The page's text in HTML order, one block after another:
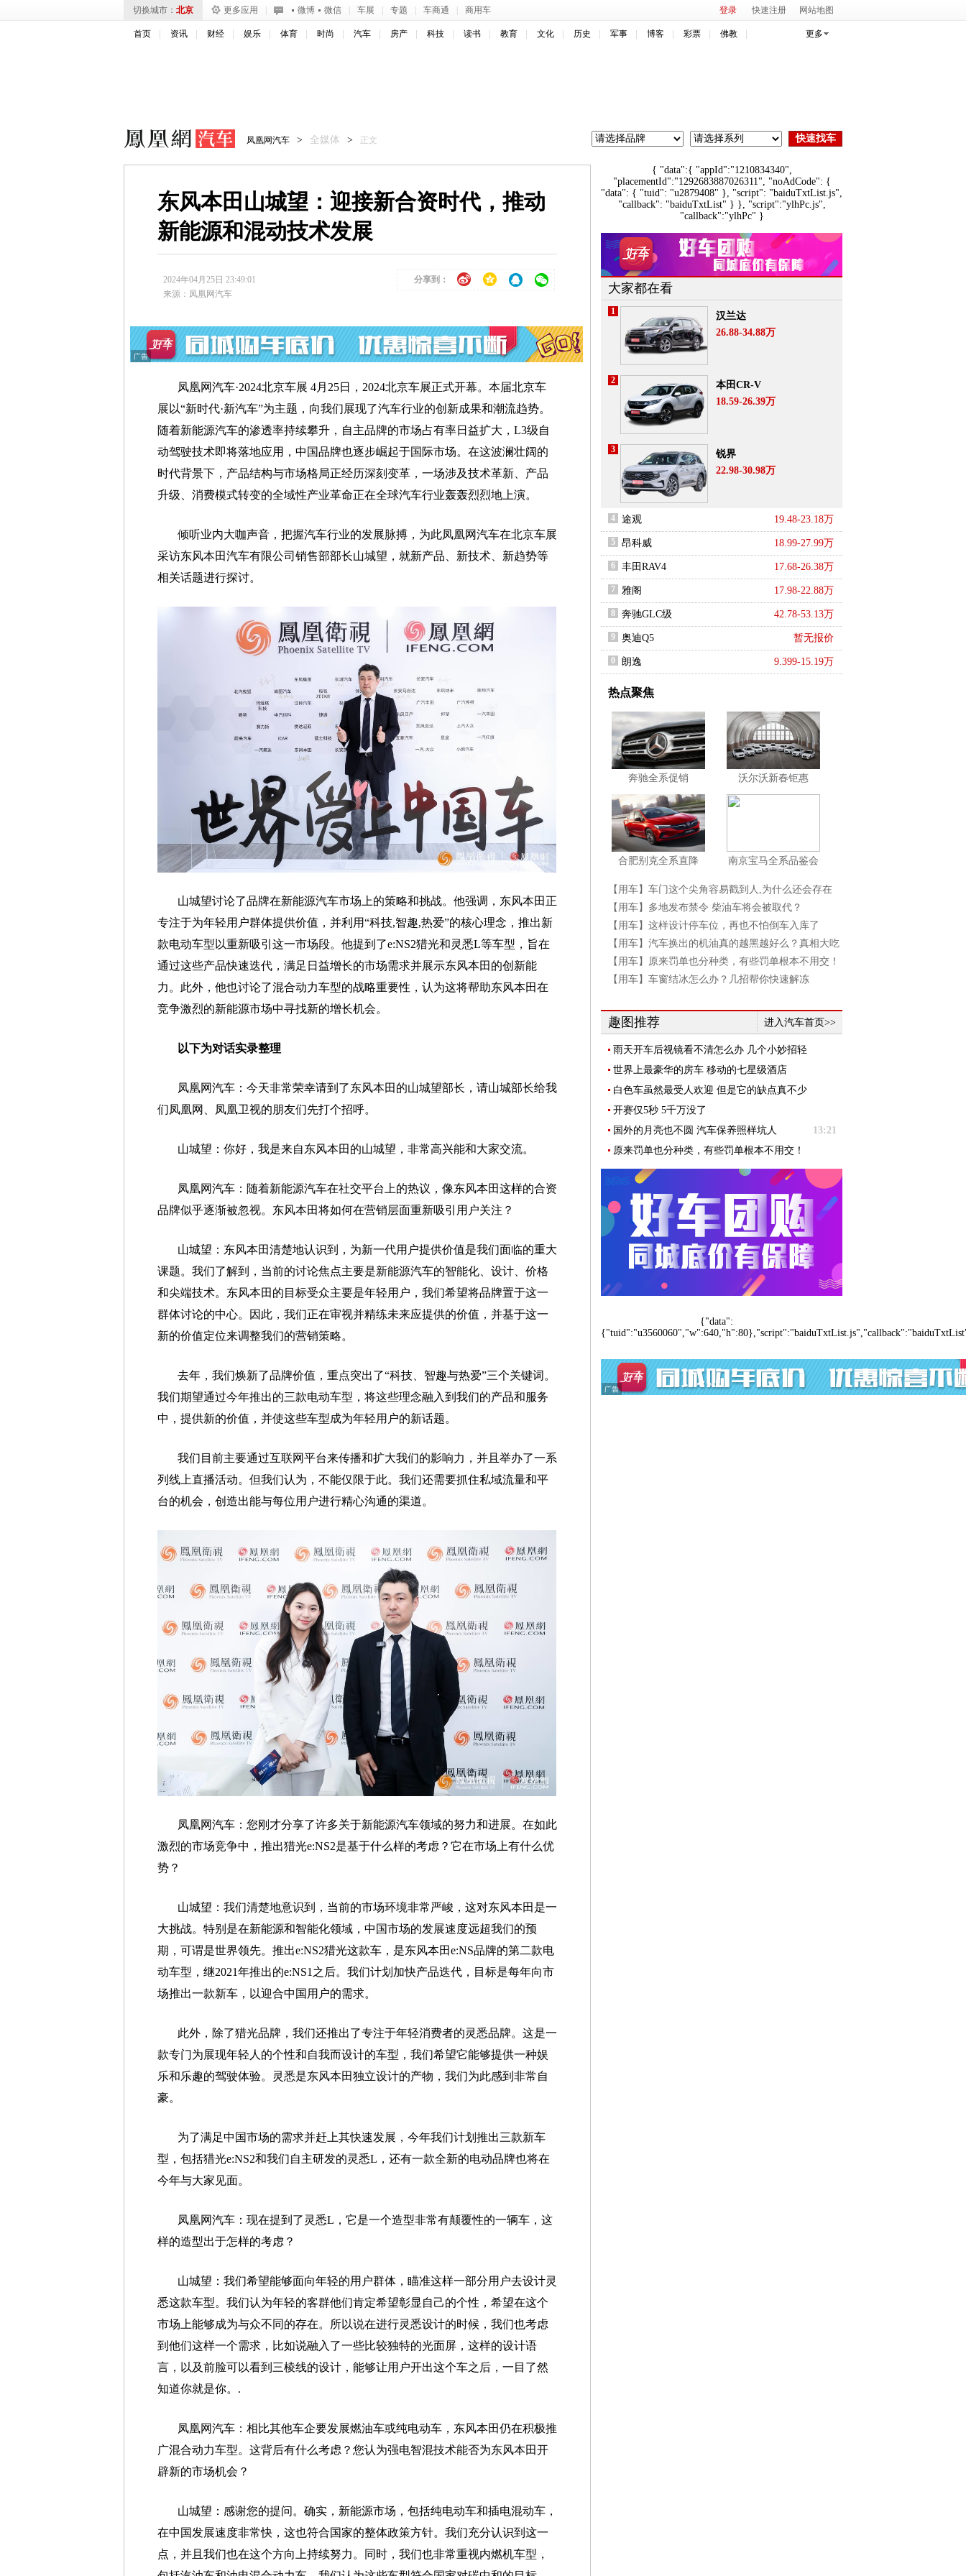
切换城市： 北京 更多应用 微博 微信 车展 专题 车商通 商用车 登录 快速注册 网站地图
首页 资讯 财经 娱乐 体育 时尚 汽车 房产 科技 读书 教育 文化 历史 军事 博客 彩票 佛教 更多
凤凰网汽车 > 全媒体 > 正文
东风本田山城望：迎接新合资时代，推动
新能源和混动技术发展
2024年04月25日 23:49:01
分享到：
来源： 凤凰网汽车
凤凰网汽车·2024北京车展 4月25日，2024北京车展正式开幕。本届北京车
展以“新时代·新汽车”为主题，向我们展现了汽车行业的创新成果和潮流趋势。
随着新能源汽车的渗透率持续攀升，自主品牌的市场占有率日益扩大，L3级自
动驾驶技术即将落地应用，中国品牌也逐步崛起于国际市场。在这波澜壮阔的
时代背景下，产品结构与市场格局正经历深刻变革，一场涉及技术革新、产品
升级、消费模式转变的全域性产业革命正在全球汽车行业轰轰烈烈地上演。
倾听业内大咖声音，把握汽车行业的发展脉搏，为此凤凰网汽车在北京车展
采访东风本田汽车有限公司销售部部长山城望，就新产品、新技术、新趋势等
相关话题进行探讨。
山城望讨论了品牌在新能源汽车市场上的策略和挑战。他强调，东风本田正
专注于为年轻用户群体提供价值，并利用“科技,智趣,热爱”的核心理念，推出新
款电动车型以重新吸引这一市场段。他提到了e:NS2猎光和灵悉L等车型，旨在
通过这些产品快速迭代，满足日益增长的市场需求并展示东风本田的创新能
力。此外，他也讨论了混合动力车型的战略重要性，认为这将帮助东风本田在
竞争激烈的新能源市场中寻找新的增长机会。
以下为对话实录整理
凤凰网汽车：今天非常荣幸请到了东风本田的山城望部长，请山城部长给我
们凤凰网、凤凰卫视的朋友们先打个招呼。
山城望：你好，我是来自东风本田的山城望，非常高兴能和大家交流。
凤凰网汽车：随着新能源汽车在社交平台上的热议，像东风本田这样的合资
品牌似乎逐渐被忽视。东风本田将如何在营销层面重新吸引用户关注？
山城望：东风本田清楚地认识到，为新一代用户提供价值是我们面临的重大
课题。我们了解到，当前的讨论焦点主要是新能源汽车的智能化、设计、价格
和尖端技术。东风本田的目标受众主要是年轻用户，我们希望将品牌置于这一
群体讨论的中心。因此，我们正在审视并精练未来应提供的价值，并基于这一
新的价值定位来调整我们的营销策略。
去年，我们焕新了品牌价值，重点突出了“科技、智趣与热爱”三个关键词。
我们期望通过今年推出的三款电动车型，将这些理念融入到我们的产品和服务
中，提供新的价值，并使这些车型成为年轻用户的新话题。
我们目前主要通过互联网平台来传播和扩大我们的影响力，并且举办了一系
列线上直播活动。但我们认为，不能仅限于此。我们还需要抓住私域流量和平
台的机会，创造出能与每位用户进行精心沟通的渠道。
凤凰网汽车：您刚才分享了许多关于新能源汽车领域的努力和进展。在如此
激烈的市场竞争中，推出猎光e:NS2是基于什么样的考虑？它在市场上有什么优
势？
山城望：我们清楚地意识到，当前的市场环境非常严峻，这对东风本田是一
大挑战。特别是在新能源和智能化领域，中国市场的发展速度远超我们的预
期，可谓是世界领先。推出e:NS2猎光这款车，是东风本田e:NS品牌的第二款电
动车型，继2021年推出的e:NS1之后。我们计划加快产品迭代，目标是每年向市
场推出一款新车，以迎合中国用户的需求。
此外，除了猎光品牌，我们还推出了专注于年轻消费者的灵悉品牌。这是一
款专门为展现年轻人的个性和自我而设计的车型，我们希望它能够提供一种娱
乐和乐趣的驾驶体验。灵悉是东风本田独立设计的产物，我们为此感到非常自
豪。
为了满足中国市场的需求并赶上其快速发展，今年我们计划推出三款新车
型，包括猎光e:NS2和我们自主研发的灵悉L，还有一款全新的电动品牌也将在
今年与大家见面。
凤凰网汽车：现在提到了灵悉L，它是一个造型非常有颠覆性的一辆车，这
样的造型出于怎样的考虑？
山城望：我们希望能够面向年轻的用户群体，瞄准这样一部分用户去设计灵
悉这款车型。我们认为年轻的客群他们肯定希望彰显自己的个性，希望在这个
市场上能够成为与众不同的存在。所以说在进行灵悉设计的时候，我们也考虑
到他们这样一个需求，比如说融入了一些比较独特的光面屏，这样的设计语
言，以及前脸可以看到三棱线的设计，能够让用户开出这个车之后，一目了然
知道你就是你。.
凤凰网汽车：相比其他车企要发展燃油车或纯电动车，东风本田仍在积极推
广混合动力车型。这背后有什么考虑？您认为强电智混技术能否为东风本田开
辟新的市场机会？
山城望：感谢您的提问。确实，新能源市场，包括纯电动车和插电混动车，
在中国发展速度非常快，这也符合国家的整体政策方针。我们充分认识到这一
点，并且我们也在这个方向上持续努力。同时，我们也非常重视内燃机车型，
{ "data":{ "appId":"1210834340",
"placementId":"1292683887026311", "noAdCode": {
"data": { "tuid": "u2879408" }, "script": "baiduTxtList.js",
"callback": "baiduTxtList" } }, "script":"ylhPc.js",
"callback":"ylhPc" }
大家都在看
1
汉兰达
26.88-34.88万
2
本田CR-V
18.59-26.39万
3
锐界
22.98-30.98万
4 途观 19.48-23.18万
5 昂科威 18.99-27.99万
6 丰田RAV4 17.68-26.38万
7 雅阁 17.98-22.88万
8 奔驰GLC级 42.78-53.13万
9 奥迪Q5 暂无报价
0 朗逸 9.399-15.19万
热点聚焦
奔驰全系促销 沃尔沃新春钜惠
合肥别克全系直降 南京宝马全系品鉴会
【用车】车门这个尖角容易戳到人,为什么还会存在
【用车】多地发布禁令 柴油车将会被取代？
【用车】这样设计停车位，再也不怕倒车入库了
【用车】汽车换出的机油真的越黑越好么？真相大吃
一惊
【用车】原来罚单也分种类，有些罚单根本不用交！
【用车】车窗结冰怎么办？几招帮你快速解冻
趣图推荐 进入汽车首页>>
雨天开车后视镜看不清怎么办 几个小妙招轻
世界上最豪华的房车 移动的七星级酒店
白色车虽然最受人欢迎 但是它的缺点真不少
开赛仅5秒 5千万没了
国外的月亮也不圆 汽车保养照样坑人
13:21
原来罚单也分种类，有些罚单根本不用交！
{"data":